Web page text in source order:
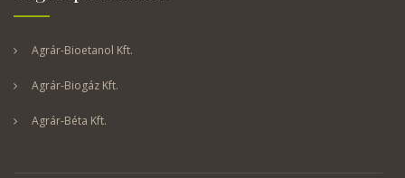
Agrár-Bioetanol Kft.
Agrár-Biogáz Kft.
Agrár-Béta Kft.